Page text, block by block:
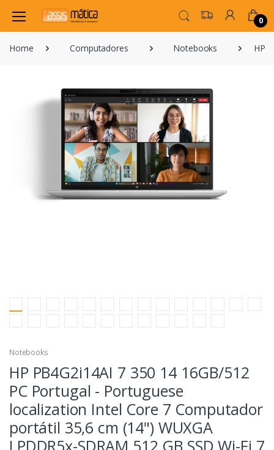
0
Home Computadores Notebooks HP
Notebooks
HP PB4G2i14AI 7 350 14 16GB/512
PC Portugal - Portuguese
localization Intel Core 7 Computador
portátil 35,6 cm (14") WUXGA
LPDDR5x-SDRAM 512 GB SSD Wi-Fi 7